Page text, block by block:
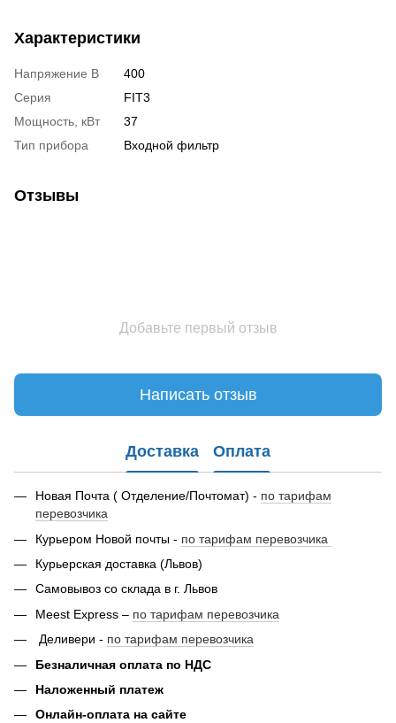
Характеристики
Напряжение В
400
Серия
FIT3
Мощность, кВт
37
Тип прибора
Входной фильтр
Отзывы
Добавьте первый отзыв
Написать отзыв
Доставка Оплата
Новая Почта ( Отделение/Почтомат) - по тарифам
перевозчика
Курьером Новой почты - по тарифам перевозчика
Курьерская доставка (Львов)
Самовывоз со склада в г. Львов
Meest Express – по тарифам перевозчика
Деливери - по тарифам перевозчика
Безналичная оплата по НДС
Наложенный платеж
Онлайн-оплата на сайте